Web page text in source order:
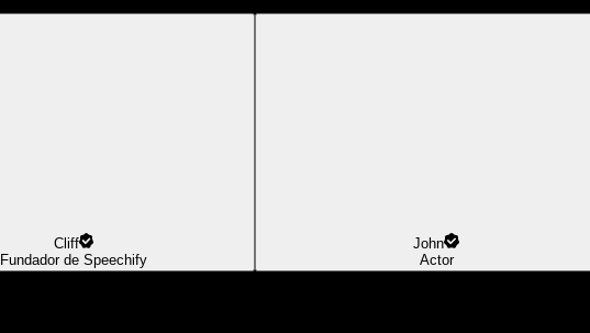
Cliff
Fundador de Speechify
John
Actor